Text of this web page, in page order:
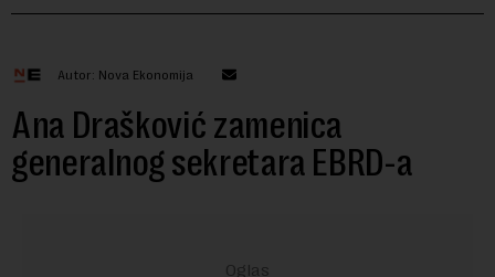
Autor: Nova Ekonomija
Ana Drašković zamenica
generalnog sekretara EBRD-a